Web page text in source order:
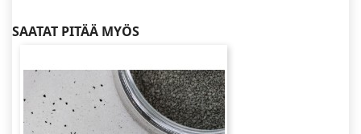
SAATAT PITÄÄ MYÖS